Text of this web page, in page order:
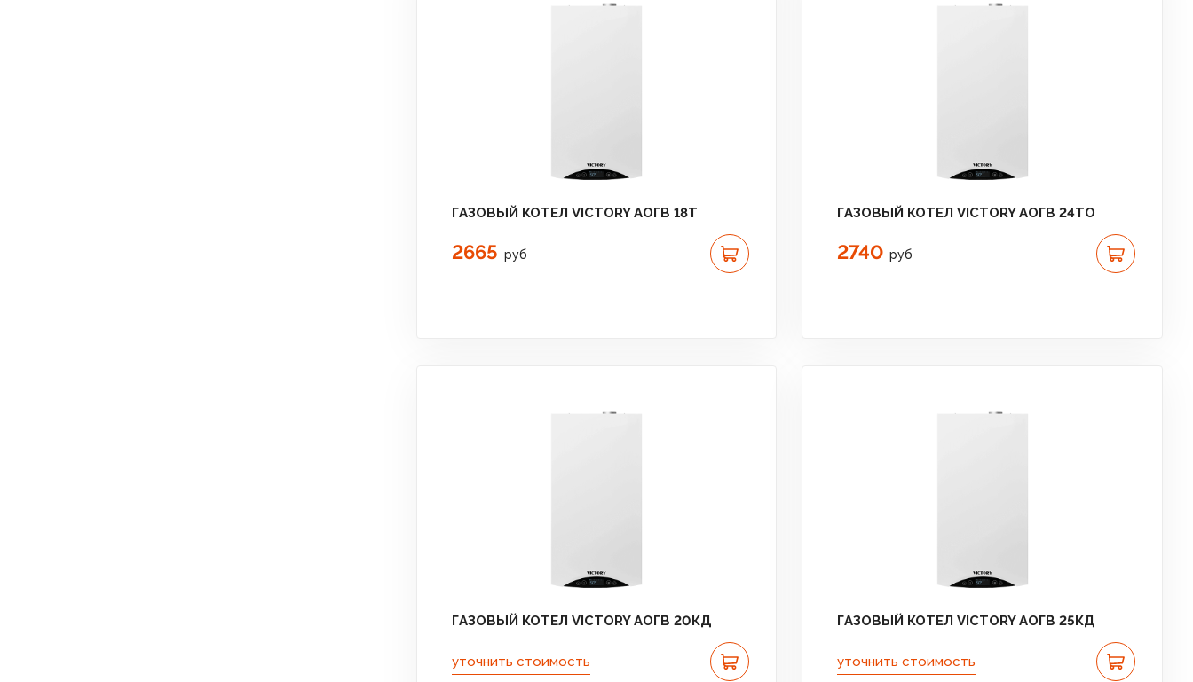
ГАЗОВЫЙ КОТЕЛ VICTORY АОГВ 18T
2665 руб
ГАЗОВЫЙ КОТЕЛ VICTORY АОГВ 24TО
2740 руб
ГАЗОВЫЙ КОТЕЛ VICTORY АОГВ 20КД
уточнить стоимость
ГАЗОВЫЙ КОТЕЛ VICTORY АОГВ 25КД
уточнить стоимость